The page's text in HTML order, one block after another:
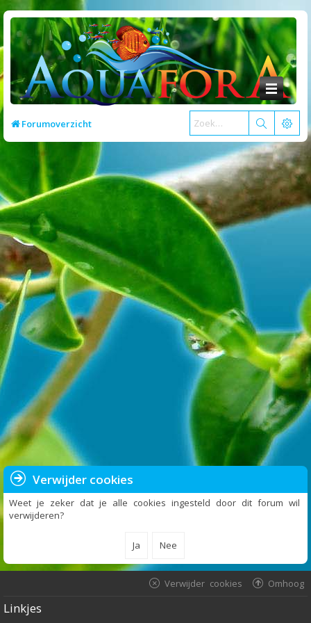
Forumoverzicht
Verwijder cookies
Weet je zeker dat je alle cookies ingesteld door dit forum wil
verwijderen?
Omhoog
Verwijder cookies
Linkjes